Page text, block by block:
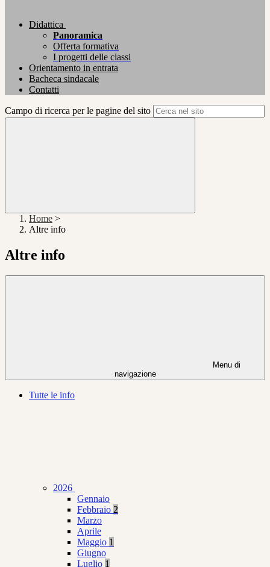
Didattica
Panoramica
Offerta formativa
I progetti delle classi
Orientamento in entrata
Bacheca sindacale
Contatti
Campo di ricerca per le pagine del sito
Home >
Altre info
Altre info
Menu di
navigazione
Tutte le info
2026
Gennaio
Febbraio 2
Marzo
Aprile
Maggio 1
Giugno
Luglio 1